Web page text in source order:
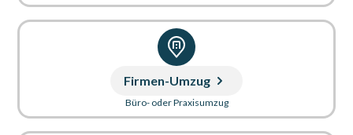
Firmen-Umzug
Büro- oder Praxisumzug